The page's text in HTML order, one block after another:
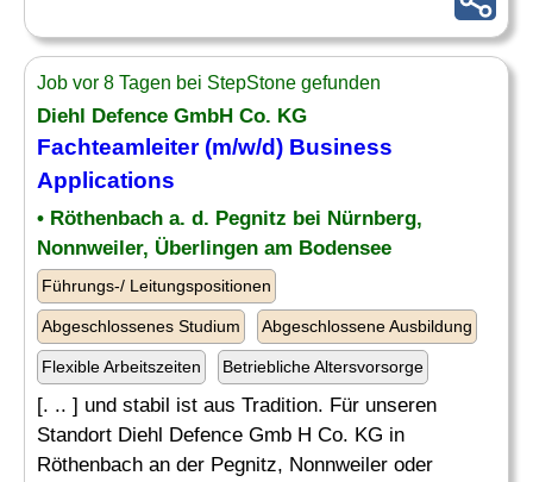
Job vor 8 Tagen bei StepStone gefunden
Diehl Defence GmbH Co. KG
Fachteamleiter (m/w/d) Business
Applications
• Röthenbach a. d. Pegnitz bei Nürnberg,
Nonnweiler, Überlingen am Bodensee
Führungs-/ Leitungspositionen
Abgeschlossenes Studium Abgeschlossene Ausbildung
Flexible Arbeitszeiten Betriebliche Altersvorsorge
[. .. ] und stabil ist aus Tradition. Für unseren
Standort Diehl Defence Gmb H Co. KG in
Röthenbach an der Pegnitz, Nonnweiler oder